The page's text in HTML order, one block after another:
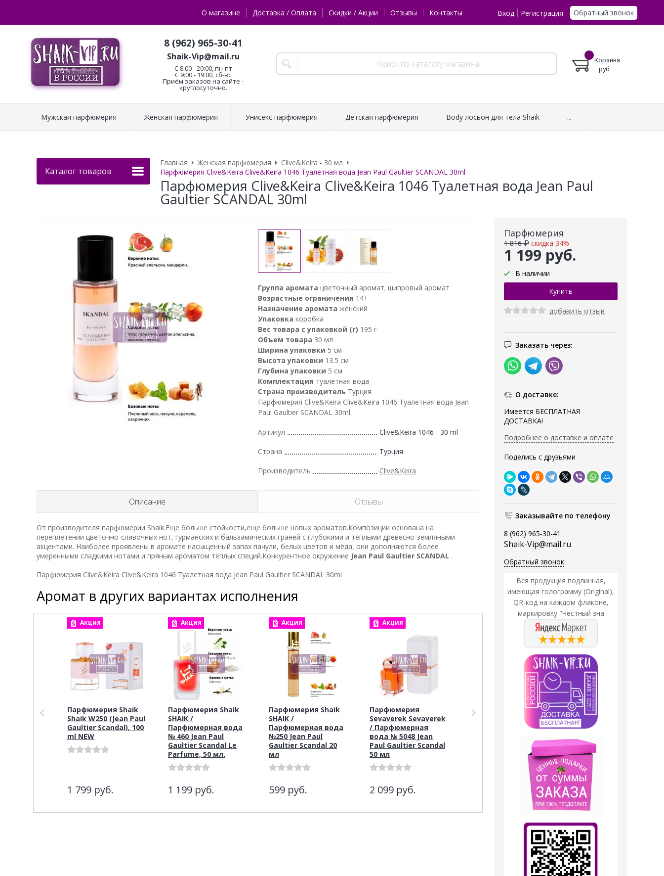
О магазине Доставка / Оплата Скидки / Акции Отзывы Контакты Вход Регистрация Обратный звонок
8 (962) 965-30-41
Shaik-Vip@mail.ru
C 8:00 - 20:00, пн-пт
С 9:00 - 19:00, сб-вс
Приём заказов на сайте -
круглосуточно.
Корзина
руб.
Мужская парфюмерия Женская парфюмерия Унисекс парфюмерия Детская парфюмерия Body лосьон для тела Shaik ...
Каталог товаров
Главная Женская парфюмерия
Clive&Keira - 30 мл
Парфюмерия Clive&Keira Clive&Keira 1046 Туалетная вода Jean Paul Gaultier SCANDAL 30ml
Парфюмерия Clive&Keira Clive&Keira 1046 Туалетная вода Jean Paul
Gaultier SCANDAL 30ml
Парфюмерия
1 199 руб.
1 816 ₽ скидка 34%
В наличии
добавить отзыв
Заказать через:
О доставке:
Имеется БЕСПЛАТНАЯ
ДОСТАВКА!
Подробнее о доставке и оплате
Поделись с друзьями
Заказывайте по телефону
8 (962) 965-30-41
Shaik-Vip@mail.ru
Обратный звонок
Вся продукция подлинная,
имеющая голограмму (Original),
QR-код на каждом флаконе,
маркировку "Честный зна
Группа аромата цветочный аромат; шипровый аромат
Возрастные ограничения 14+
Назначение аромата женский
Упаковка коробка
Вес товара с упаковкой (г) 195 г
Объем товара 30 мл
Ширина упаковки 5 см
Высота упаковки 13.5 см
Глубина упаковки 5 см
Комплектация туалетная вода
Страна производитель Турция
Парфюмерия Clive&Keira Clive&Keira 1046 Туалетная вода Jean
Paul Gaultier SCANDAL 30ml
Артикул Clive&Keira 1046 - 30 ml
Страна Турция
Производитель Clive&Keira
Описание Отзывы
От производителя парфюмерии Shaik.Еще больше стойкости,еще больше новых ароматов.Композиции основана на
переплетении цветочно-сливочных нот, гурманских и бальзамических граней с глубокими и тёплыми древесно-земляными
акцентами. Наиболее проявлены в аромате насыщенный запах пачули, белых цветов и мёда, они дополняются более
умеренными сладкими нотами и пряным ароматом тёплых специй.Конкурентное окружение Jean Paul Gaultier SCANDAL .
Парфюмерия Clive&Keira Clive&Keira 1046 Туалетная вода Jean Paul Gaultier SCANDAL 30ml
Аромат в других вариантах исполнения
Акция
Парфюмерия Shaik
Shaik W250 (Jean Paul
Gaultier Scandal), 100
ml NEW
1 799 руб.
Акция
Парфюмерия Shaik
SHAIK /
Парфюмерная вода
№ 460 Jean Paul
Gaultier Scandal Le
Parfume, 50 мл.
1 199 руб.
Акция
Парфюмерия Shaik
SHAIK /
Парфюмерная вода
№250 Jean Paul
Gaultier Scandal 20
мл
599 руб.
Акция
Парфюмерия
Sevaverek Sevaverek
/ Парфюмерная
вода № 5048 Jean
Paul Gaultier Scandal
50 мл
2 099 руб.
Дезодорант Shaik
SHAIK /
Парфюмированный
Jean Paul Gaultier
Scandal, 200 мл.
Акция
Парфюмерия Shaik
SHAIK /
Парфюмерная вода
Gaultier Scandal 50
мл
1 199